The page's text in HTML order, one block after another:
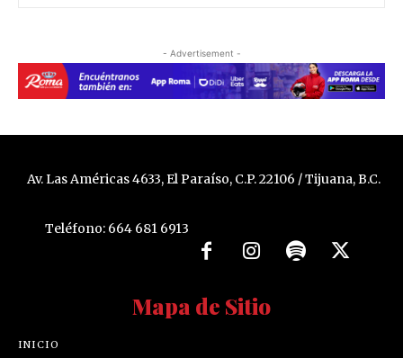
- Advertisement -
Av. Las Américas 4633, El Paraíso, C.P. 22106 / Tijuana, B.C.
Teléfono: 664 681 6913
Mapa de Sitio
INICIO